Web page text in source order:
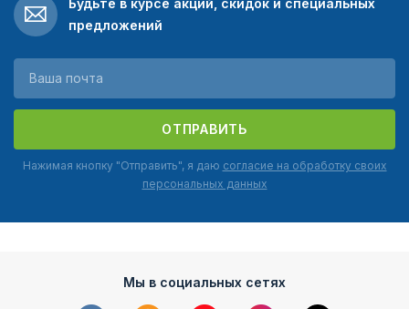
Будьте в курсе акций, скидок и специальных
предложений
ОТПРАВИТЬ
Нажимая кнопку "Отправить", я даю согласие на обработку своих
персональных данных
Мы в социальных сетях